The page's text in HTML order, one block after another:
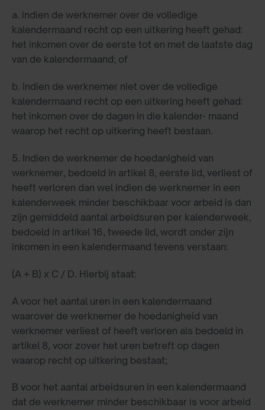
a. indien de werknemer over de volledige
kalendermaand recht op een uitkering heeft gehad:
het inkomen over de eerste tot en met de laatste dag
van de kalendermaand; of
b. indien de werknemer niet over de volledige
kalendermaand recht op een uitkering heeft gehad:
het inkomen over de dagen in die kalender- maand
waarop het recht op uitkering heeft bestaan.
5. Indien de werknemer de hoedanigheid van
werknemer, bedoeld in artikel 8, eerste lid, verliest of
heeft verloren dan wel indien de werknemer in een
kalenderweek minder beschikbaar voor arbeid is dan
zijn gemiddeld aantal arbeidsuren per kalenderweek,
bedoeld in artikel 16, tweede lid, wordt onder zijn
inkomen in een kalendermaand tevens verstaan:
(A + B) x C / D. Hierbij staat:
A voor het aantal uren in een kalendermaand
waarover de werknemer de hoedanigheid van
werknemer verliest of heeft verloren als bedoeld in
artikel 8, voor zover het uren betreft op dagen
waarop recht op uitkering bestaat;
B voor het aantal arbeidsuren in een kalendermaand
dat de werknemer minder beschikbaar is voor arbeid